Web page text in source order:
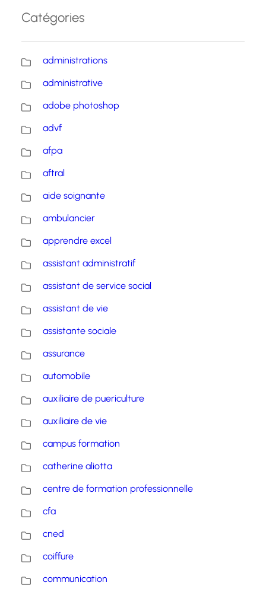
Catégories
administrations
administrative
adobe photoshop
advf
afpa
aftral
aide soignante
ambulancier
apprendre excel
assistant administratif
assistant de service social
assistant de vie
assistante sociale
assurance
automobile
auxiliaire de puericulture
auxiliaire de vie
campus formation
catherine aliotta
centre de formation professionnelle
cfa
cned
coiffure
communication